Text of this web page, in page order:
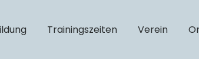
Trainingszeiten Verein